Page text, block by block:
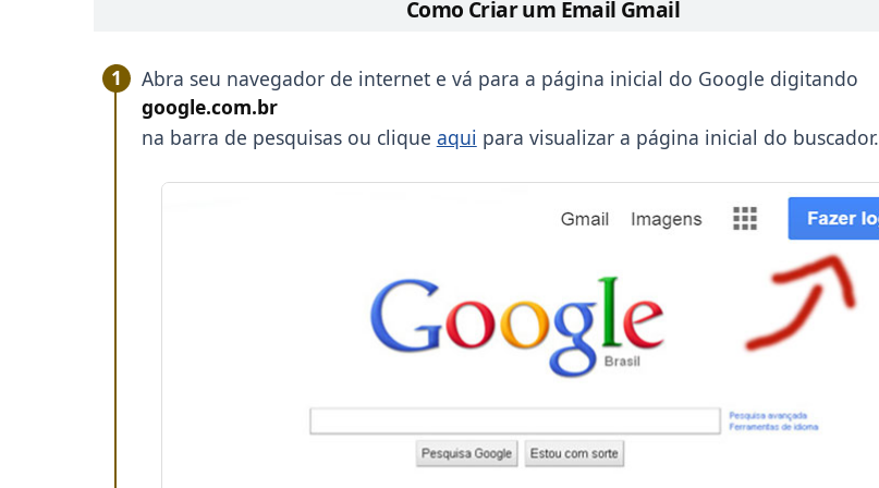
Como Criar um Email Gmail
Abra seu navegador de internet e vá para a página inicial do Google digitando
google.com.br
na barra de pesquisas ou clique aqui para visualizar a página inicial do buscador.